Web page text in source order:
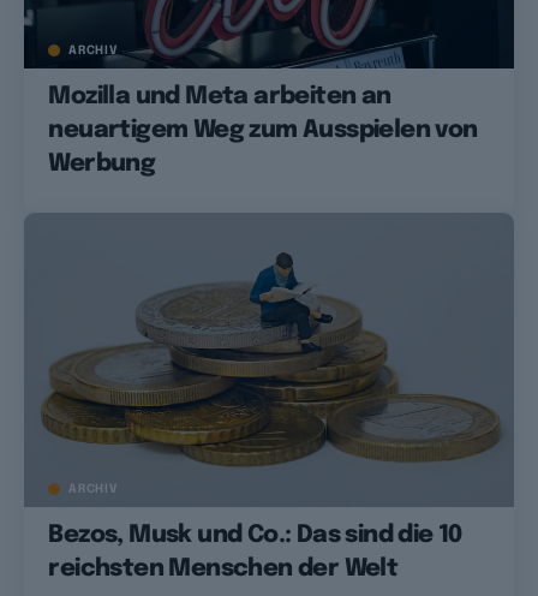
ARCHIV
Mozilla und Meta arbeiten an
neuartigem Weg zum Ausspielen von
Werbung
ARCHIV
Bezos, Musk und Co.: Das sind die 10
reichsten Menschen der Welt